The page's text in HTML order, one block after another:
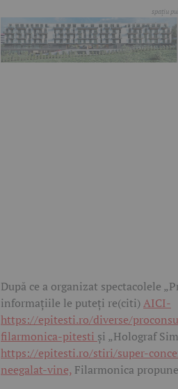
După ce a organizat spectacolele
informațiile le puteți re(citi)AICI-
https://epitesti.ro/diverse/
filarmonica-pitesti și „Holograf
https://epitesti.ro/stiri/super-
neegalat-vine, Filarmonica